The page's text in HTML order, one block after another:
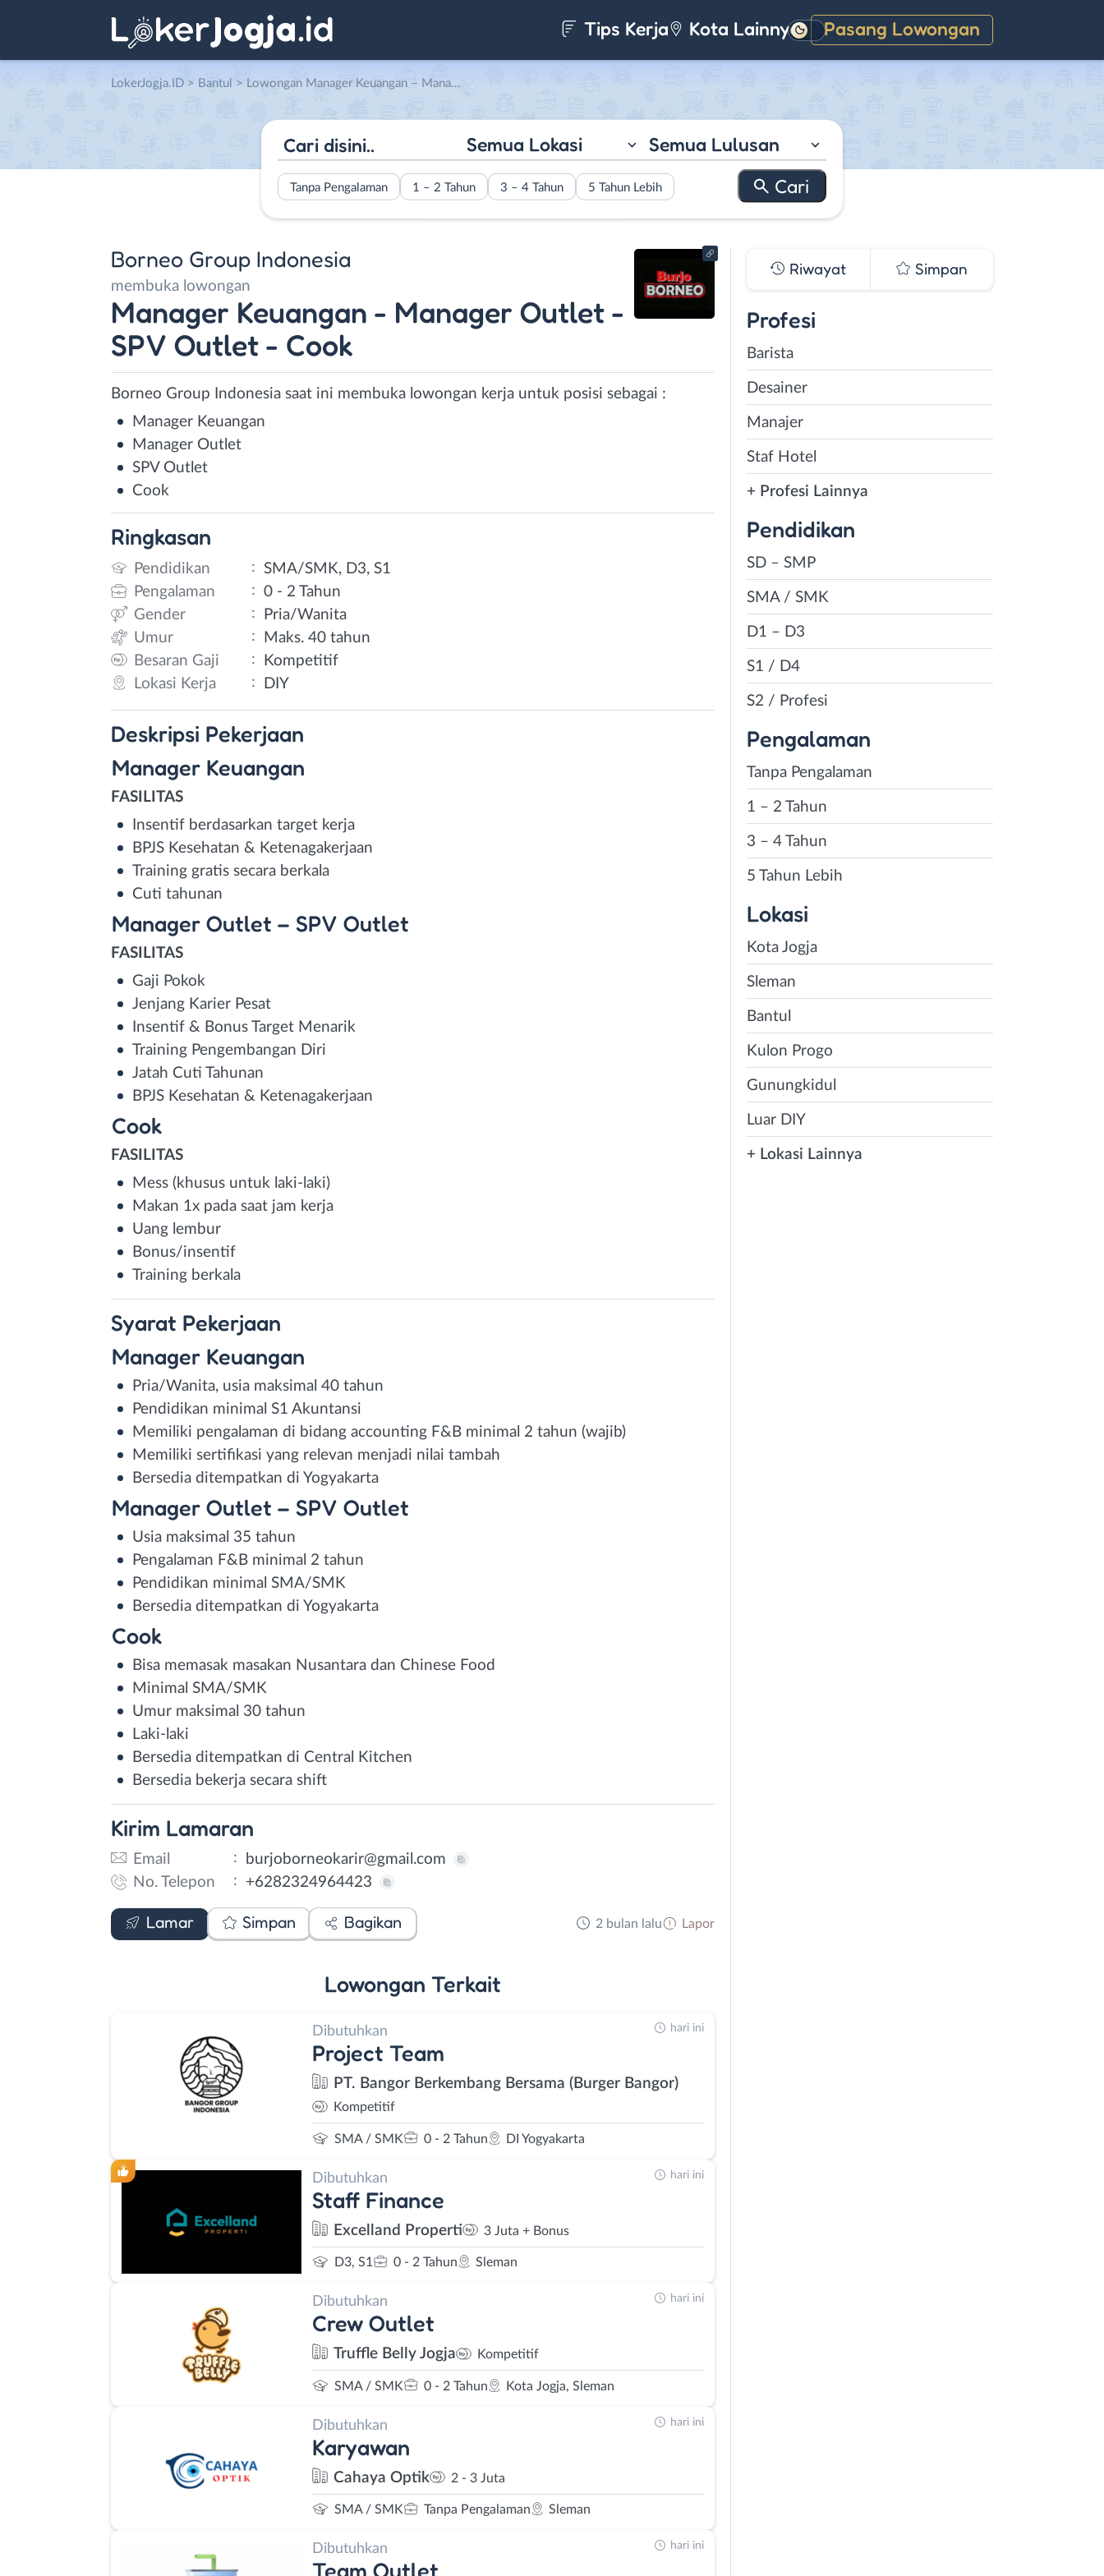
Tips Kerja Kota Lainnya Pasang Lowongan
Gelap
LokerJogja.ID > Bantul > Lowongan Manager Keuangan – Manager Outlet – SPV Outlet – Cook di Borneo Group Indonesia
Semua Lokasi Semua Lulusan
Tanpa Pengalaman 1 – 2 Tahun 3 – 4 Tahun 5 Tahun Lebih
Borneo Group Indonesia
membuka lowongan
Manager Keuangan - Manager Outlet -
SPV Outlet - Cook
Borneo Group Indonesia saat ini membuka lowongan kerja untuk posisi sebagai :
Manager Keuangan
Manager Outlet
SPV Outlet
Cook
Ringkasan
Pendidikan : SMA/SMK, D3, S1
Pengalaman
: 0 - 2 Tahun
Gender
:
Pria/Wanita
Umur
:
Maks. 40 tahun
Besaran Gaji
:
Kompetitif
Lokasi Kerja
: DIY
Deskripsi Pekerjaan
Manager Keuangan
FASILITAS
Insentif berdasarkan target kerja
BPJS Kesehatan & Ketenagakerjaan
Training gratis secara berkala
Cuti tahunan
Manager Outlet – SPV Outlet
FASILITAS
Gaji Pokok
Jenjang Karier Pesat
Insentif & Bonus Target Menarik
Training Pengembangan Diri
Jatah Cuti Tahunan
BPJS Kesehatan & Ketenagakerjaan
Cook
FASILITAS
Mess (khusus untuk laki-laki)
Makan 1x pada saat jam kerja
Uang lembur
Bonus/insentif
Training berkala
Syarat Pekerjaan
Manager Keuangan
Pria/Wanita, usia maksimal 40 tahun
Pendidikan minimal S1 Akuntansi
Memiliki pengalaman di bidang accounting F&B minimal 2 tahun (wajib)
Memiliki sertifikasi yang relevan menjadi nilai tambah
Bersedia ditempatkan di Yogyakarta
Manager Outlet – SPV Outlet
Usia maksimal 35 tahun
Pengalaman F&B minimal 2 tahun
Pendidikan minimal SMA/SMK
Bersedia ditempatkan di Yogyakarta
Cook
Bisa memasak masakan Nusantara dan Chinese Food
Minimal SMA/SMK
Umur maksimal 30 tahun
Laki-laki
Bersedia ditempatkan di Central Kitchen
Bersedia bekerja secara shift
Kirim Lamaran
Email :
burjoborneokarir@gmail.com
No. Telepon
: +6282324964423
Lamar
Email WhatsApp
Simpan Bagikan 2 bulan lalu Lapor
Lowongan Terkait
Dibutuhkan
Project Team
PT. Bangor Berkembang Bersama (Burger Bangor)
Kompetitif
SMA / SMK 0 - 2 Tahun DI Yogyakarta
hari ini
Dibutuhkan
Staff Finance
Excelland Properti 3 Juta + Bonus
D3, S1 0 - 2 Tahun Sleman
hari ini
Dibutuhkan
Crew Outlet
Truffle Belly Jogja Kompetitif
SMA / SMK 0 - 2 Tahun Kota Jogja, Sleman
hari ini
Dibutuhkan
Karyawan
Cahaya Optik 2 - 3 Juta
SMA / SMK Tanpa Pengalaman Sleman
hari ini
Dibutuhkan
Team Outlet
hari ini
Riwayat Simpan
Profesi
Barista
Desainer
Manajer
Staf Hotel
+ Profesi Lainnya
Pendidikan
SD – SMP
SMA / SMK
D1 – D3
S1 / D4
S2 / Profesi
Pengalaman
Tanpa Pengalaman
1 – 2 Tahun
3 – 4 Tahun
5 Tahun Lebih
Lokasi
Kota Jogja
Sleman
Bantul
Kulon Progo
Gunungkidul
Luar DIY
+ Lokasi Lainnya